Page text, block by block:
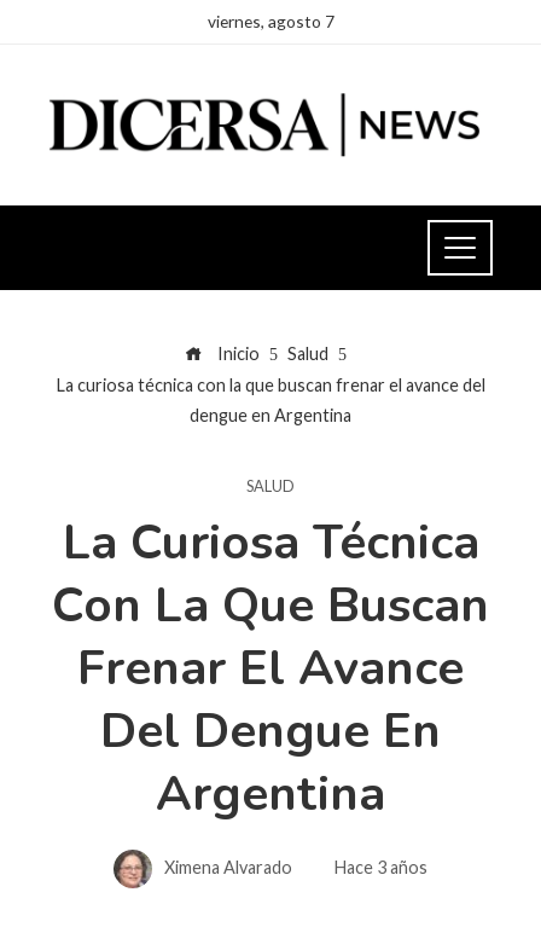
viernes, agosto 7
Inicio
Salud
La curiosa técnica con la que buscan frenar el avance del
dengue en Argentina
SALUD
La Curiosa Técnica
Con La Que Buscan
Frenar El Avance
Del Dengue En
Argentina
Ximena Alvarado Hace 3 años